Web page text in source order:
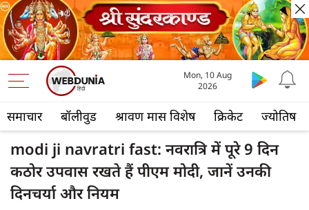
समाचार बॉलीवुड श्रावण मास विशेष क्रिकेट ज्योतिष
Mon, 10 Aug
2026
modi ji navratri fast: नवरात्रि में पूरे 9 दिन
कठोर उपवास रखते हैं पीएम मोदी, जानें उनकी
दिनचर्या और नियम